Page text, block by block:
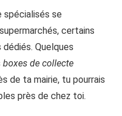
spécialisés se
certains
Quelques
boxes de collecte
de ta mairie, tu pourrais
près de chez toi.